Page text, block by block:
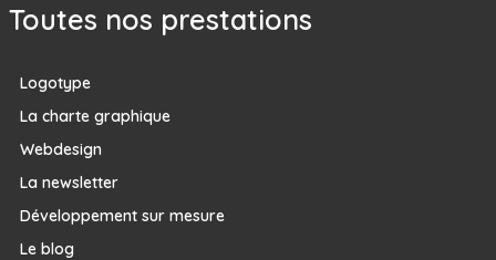
Toutes nos prestations
Logotype
La charte graphique
Webdesign
La newsletter
Développement sur mesure
Le blog